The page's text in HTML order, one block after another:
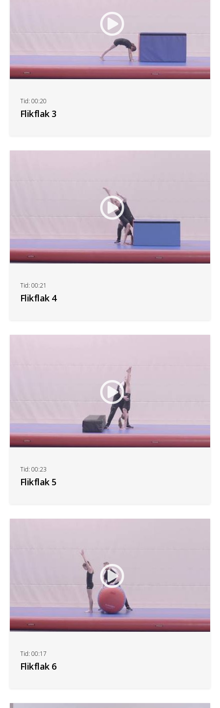
Flikflak 3
Tid: 00:20
Flikflak 4
Tid: 00:21
Flikflak 5
Tid: 00:23
Flikflak 6
Tid: 00:17